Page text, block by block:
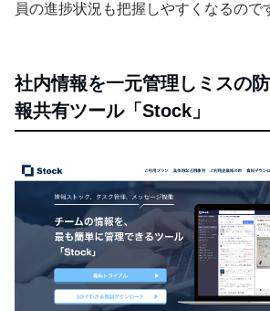
員の進捗状況も把握しやすくなるので
社内情報を一元管理しミスの
報共有ツール「Stock」